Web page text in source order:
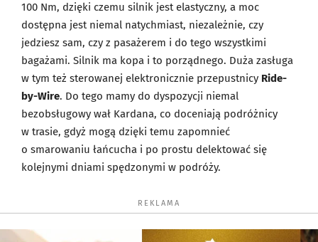
100 Nm, dzięki czemu silnik jest elastyczny, a moc
dostępna jest niemal natychmiast, niezależnie, czy
jedziesz sam, czy z pasażerem i do tego wszystkimi
bagażami. Silnik ma kopa i to porządnego. Duża zasługa
w tym też sterowanej elektronicznie przepustnicy Ride-
by-Wire. Do tego mamy do dyspozycji niemal
bezobsługowy wał Kardana, co doceniają podróżnicy
w trasie, gdyż mogą dzięki temu zapomnieć
o smarowaniu łańcucha i po prostu delektować się
kolejnymi dniami spędzonymi w podróży.
REKLAMA